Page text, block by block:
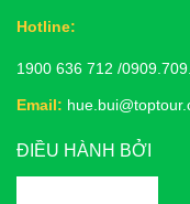
Hotline:
1900 636 712 /
Email:
ĐIỀU HÀNH BỞI